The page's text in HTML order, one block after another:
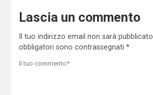
Lascia un commento
Il tuo indirizzo email non sarà pubblicato.
obbligatori sono contrassegnati *